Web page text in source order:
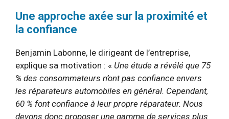
Une approche axée sur la proximité et
la confiance
Benjamin Labonne, le dirigeant de l’entreprise,
explique sa motivation : « Une étude a révélé que 75
% des consommateurs n’ont pas confiance envers
les réparateurs automobiles en général. Cependant,
60 % font confiance à leur propre réparateur. Nous
devons donc proposer une gamme de services plus